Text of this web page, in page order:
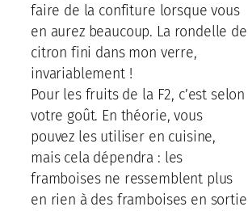
faire de la confiture lorsque vous
en aurez beaucoup. La rondelle de
citron fini dans mon verre,
invariablement !
Pour les fruits de la F2, c’est selon
votre goût. En théorie, vous
pouvez les utiliser en cuisine,
mais cela dépendra : les
framboises ne ressemblent plus
en rien à des framboises en sortie